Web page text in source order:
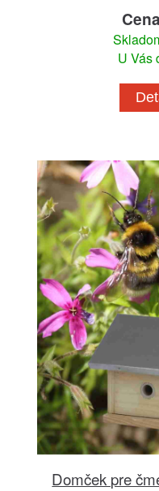
U Vás
Domček pre